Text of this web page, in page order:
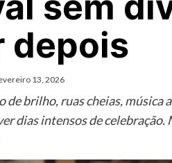
depois
13, 2026
de brilho, ruas cheias,
dias intensos de